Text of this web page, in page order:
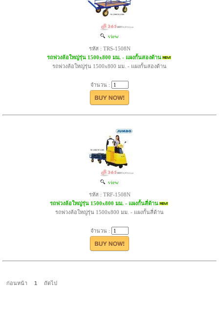
view
รหัส : TRS-1508N
รถพ่วงล้อใหญ่รุ่น 1500x800 มม. - แผงกั้นสองด้าน
รถพ่วงล้อใหญ่รุ่น 1500x800 มม. - แผงกั้นสองด้าน
จำนวน :
view
รหัส : TRF-1508N
รถพ่วงล้อใหญ่รุ่น 1500x800 มม. - แผงกั้นสี่ด้าน
รถพ่วงล้อใหญ่รุ่น 1500x800 มม. - แผงกั้นสี่ด้าน
จำนวน :
ก่อนหน้า 1 ถัดไป